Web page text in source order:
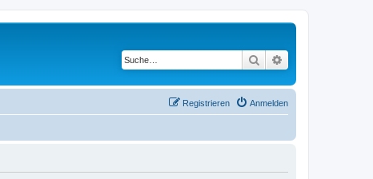
Suche
Anmelden
Registrieren